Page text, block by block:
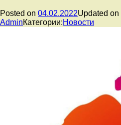
2022
г.
Posted on 04.02.2022Updated on
AdminКатегории:Новости